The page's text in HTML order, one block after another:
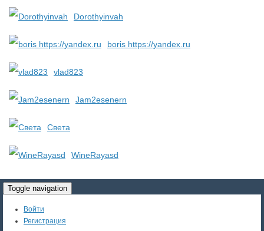
Dorothyinvah
boris https://yandex.ru
vlad823
Jam2esenern
Света
WineRayasd
Toggle navigation
Войти
Регистрация